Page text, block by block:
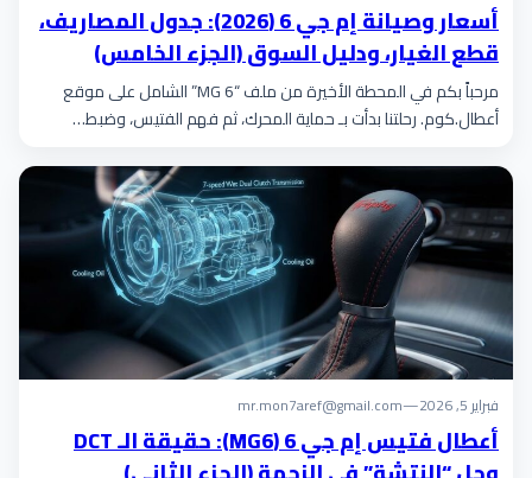
أسعار وصيانة إم جي 6 (2026): جدول المصاريف،
قطع الغيار، ودليل السوق (الجزء الخامس)
مرحباً بكم في المحطة الأخيرة من ملف “MG 6” الشامل على موقع
أعطال.كوم. رحلتنا بدأت بـ حماية المحرك، ثم فهم الفتيس، وضبط…
فبراير 5, 2026 —
mr.mon7aref@gmail.com
أعطال فتيس إم جي 6 (MG6): حقيقة الـ DCT